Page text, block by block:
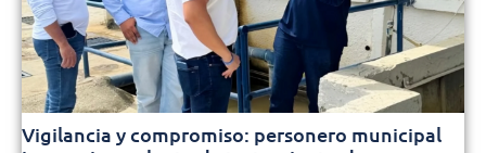
Vigilancia y compromiso: personero municipal